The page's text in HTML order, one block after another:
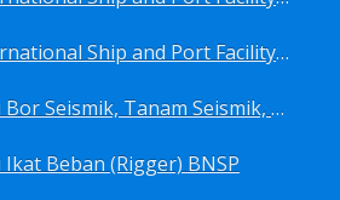
Sertifikasi International Ship and Port Facility Security Code/ISPS Code training for Security Area Manager BNSP
Sertifikasi Juru Bor Seismik, Tanam Seismik, Tembak Seismik BNSP
Beban (Rigger) BNSP